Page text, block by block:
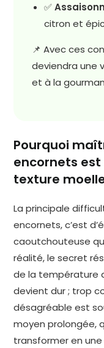
✅
citron et
📌 Avec ces
deviendra une
et à la
Pourquoi
encornets
texture
La principale
encornets, c’est
caoutchouteuse
réalité, le secret
de la température
devient dur ; trop
désagréable est
moyen prolongée,
transformer en